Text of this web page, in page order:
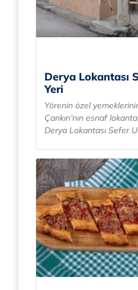
Derya Lokantası
Yeri
Yörenin özel
Çankırı’nın esnaf
Derya Lokantası Sefer